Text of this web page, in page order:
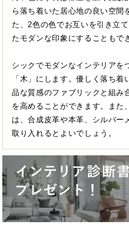
ら落ち着いた居心地の良い空間
た、2色の色でお互いを引き立
たモダンな印象にすることもで
シックでモダンなインテリアを
「木」にします。優しく落ち
品な質感のファブリックと組み
を高めることができます。また
は、合成皮革や本革、シルバー
取り入れるとよいでしょう。